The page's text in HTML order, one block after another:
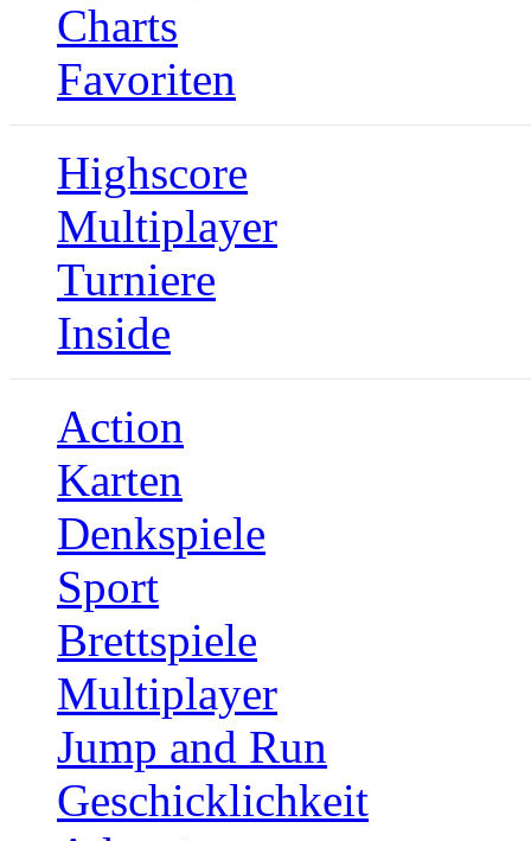
Charts
Favoriten
Highscore
Multiplayer
Turniere
Inside
Action
Karten
Denkspiele
Sport
Brettspiele
Multiplayer
Jump and Run
Geschicklichkeit